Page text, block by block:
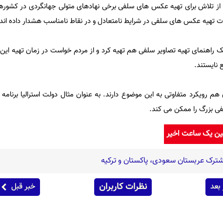
از تلاش برای تهیه عکس های سلفی برخی نهادهای متولی جهانگردی در
تهیه عکس های سلفی در شرایط نامتعادل و در نقاط نامناسب هشدار داده
راهنمای تهیه تصاویر سلفی هم تهیه کرد و از مردم خواست در زمان تهیه
نایستند.
رویکرد متفاوتی به این موضوع دارند. به عنوان مثال دولت استرالیا
بزرگ را ممکن می کند.
یک ساعت اخیر
عربستان سعودی، پاکستان و ترکیه
نظرات کاربران خبر قبل